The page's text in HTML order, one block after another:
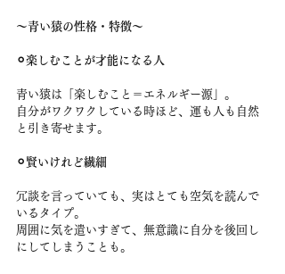
〜青い猿の性格・特徴〜
⚪︎楽しむことが才能になる人
青い猿は「楽しむこと＝エネルギー源」。
自分がワクワクしている時ほど、運も人も自然
と引き寄せます。
⚪︎賢いけれど繊細
冗談を言っていても、実はとても空気を読んで
いるタイプ。
周囲に気を遣いすぎて、無意識に自分を後回し
にしてしまうことも。